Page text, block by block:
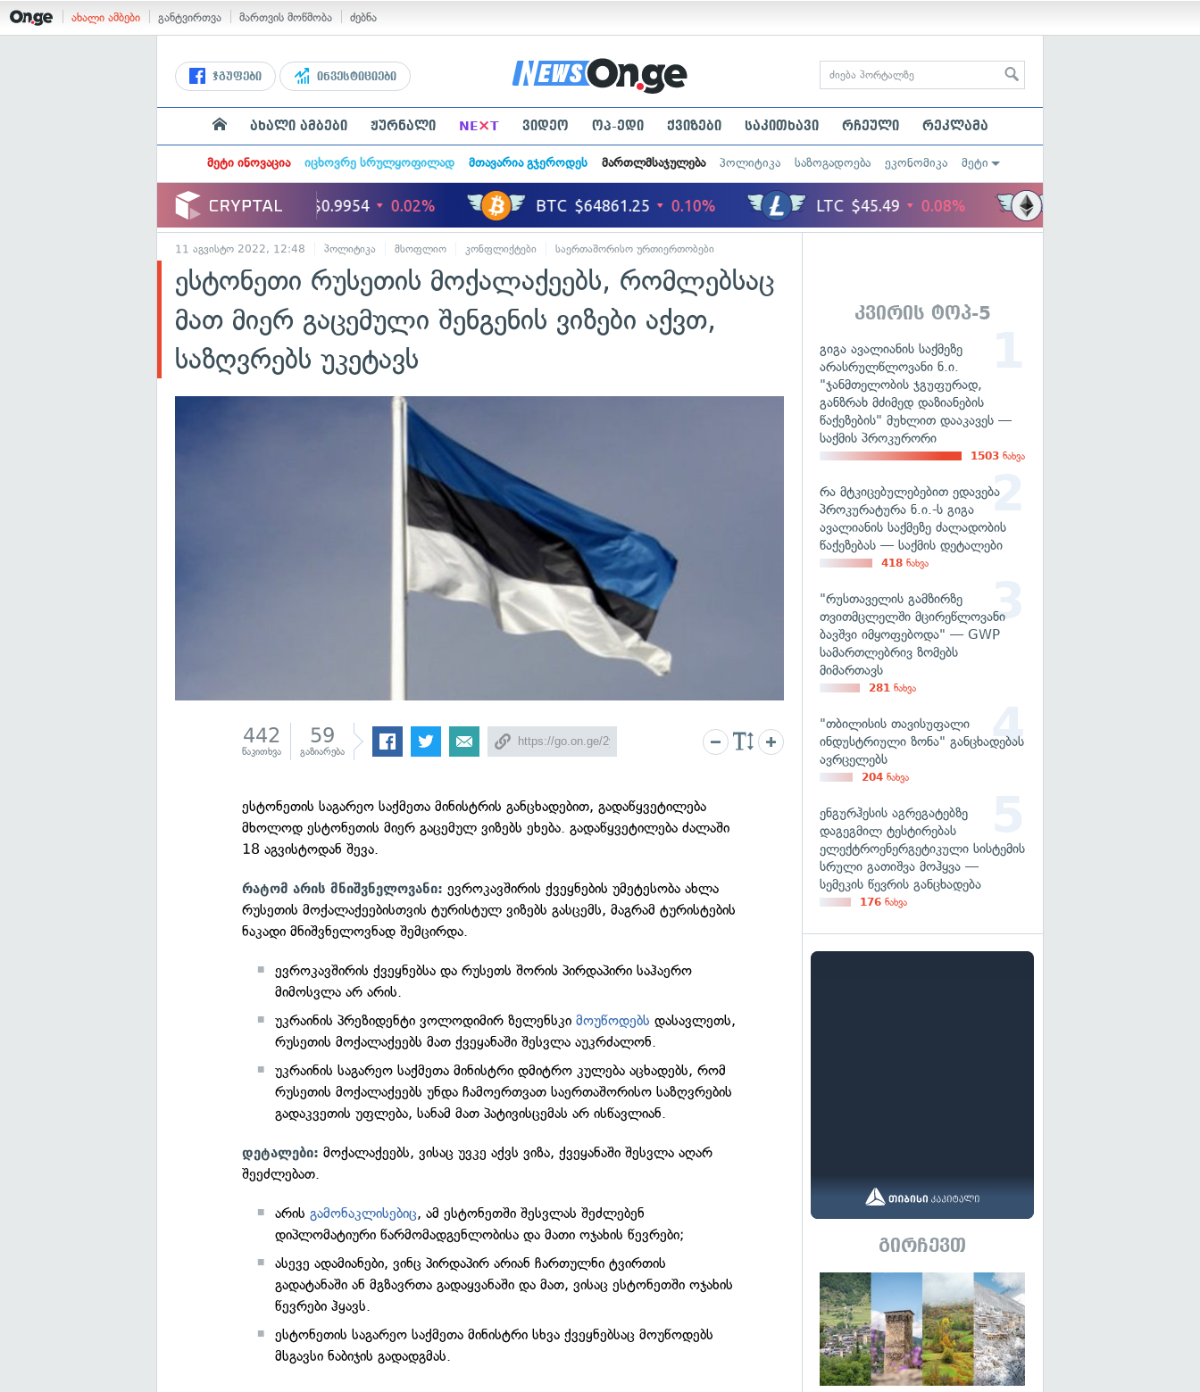
ახალი ამბები განტვირთვა მართვის მოწმობა ძებნა
ჯგუფები ინვესტიციები
ახალი ამბები ჟურნალი NE×T ვიდეო ოპ-ედი ქვიზები საკითხავი რჩეული რეკლამა
მეტი ინოვაცია იცხოვრე სრულყოფილად მთავარია გჯეროდეს მართლმსაჯულება პოლიტიკა საზოგადოება ეკონომიკა მეტი
11 აგვისტო 2022, 12:48 პოლიტიკა მსოფლიო კონფლიქტები საერთაშორისო ურთიერთობები
ესტონეთი რუსეთის მოქალაქეებს, რომლებსაც
მათ მიერ გაცემული შენგენის ვიზები აქვთ,
საზღვრებს უკეტავს
442
წაკითხვა
59
გაზიარება
ესტონეთის საგარეო საქმეთა მინისტრის განცხადებით, გადაწყვეტილება
მხოლოდ ესტონეთის მიერ გაცემულ ვიზებს ეხება. გადაწყვეტილება ძალაში
18 აგვისტოდან შევა.
რატომ არის მნიშვნელოვანი: ევროკავშირის ქვეყნების უმეტესობა ახლა
რუსეთის მოქალაქეებისთვის ტურისტულ ვიზებს გასცემს, მაგრამ ტურისტების
ნაკადი მნიშვნელოვნად შემცირდა.
ევროკავშირის ქვეყნებსა და რუსეთს შორის პირდაპირი საჰაერო
მიმოსვლა არ არის.
უკრაინის პრეზიდენტი ვოლოდიმირ ზელენსკიმოუწოდებს დასავლეთს,
რუსეთის მოქალაქეებს მათ ქვეყანაში შესვლა აუკრძალონ.
უკრაინის საგარეო საქმეთა მინისტრი დმიტრო კულება აცხადებს, რომ
რუსეთის მოქალაქეებს უნდა ჩამოერთვათ საერთაშორისო საზღვრების
გადაკვეთის უფლება, სანამ მათ პატივისცემას არ ისწავლიან.
დეტალები:მოქალაქეებს, ვისაც უვკე აქვს ვიზა, ქვეყანაში შესვლა აღარ
შეეძლებათ.
არისგამონაკლისებიც, ამ ესტონეთში შესვლას შეძლებენ
დიპლომატიური წარმომადგენლობისა და მათი ოჯახის წევრები;
ასევე ადამიანები, ვინც პირდაპირ არიან ჩართულნი ტვირთის
გადატანაში ან მგზავრთა გადაყვანაში და მათ, ვისაც ესტონეთში ოჯახის
წევრები ჰყავს.
ესტონეთის საგარეო საქმეთა მინისტრი სხვა ქვეყნებსაც მოუწოდებს
მსგავსი ნაბიჯის გადადგმას.
კვირის ტოპ-5
გიგა ავალიანის საქმეზე
არასრულწლოვანი ნ.ი.
"ჯანმთელობის ჯგუფურად,
განზრახ მძიმედ დაზიანების
წაქეზების" მუხლით დააკავეს —
საქმის პროკურორი
1503 ნახვა
რა მტკიცებულებებით ედავება
პროკურატურა ნ.ი.-ს გიგა
ავალიანის საქმეზე ძალადობის
წაქეზებას — საქმის დეტალები
418 ნახვა
"რუსთაველის გამზირზე
თვითმცლელში მცირეწლოვანი
ბავშვი იმყოფებოდა" — GWP
სამართლებრივ ზომებს
მიმართავს
281 ნახვა
"თბილისის თავისუფალი
ინდუსტრიული ზონა" განცხადებას
ავრცელებს
204 ნახვა
ენგურჰესის აგრეგატებზე
დაგეგმილ ტესტირებას
ელექტროენერგეტიკული სისტემის
სრული გათიშვა მოჰყვა —
სემეკის წევრის განცხადება
176 ნახვა
გირჩევთ